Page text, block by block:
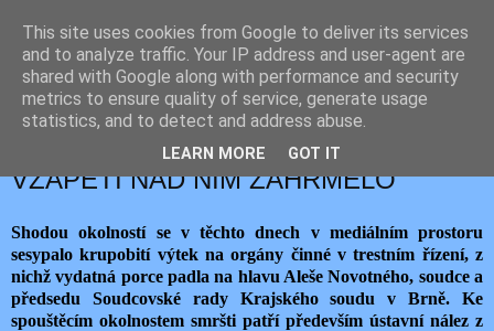
JEMELIK ZDENĚK
pátek 20. května 2016
Z ERÚ VYŠLEHLY BLESKY, ALE
VZÁPĚTÍ NAD NÍM ZAHŘMĚLO
Shodou okolností se v těchto dnech v mediálním prostoru
sesypalo krupobití výtek na orgány činné v trestním řízení, z
nichž vydatná porce padla na hlavu Aleše Novotného, soudce a
předsedu Soudcovské rady Krajského soudu v Brně. Ke
spouštěcím okolnostem smršti patří především ústavní nález z
This site uses cookies from Google to deliver its services
and to analyze traffic. Your IP address and user-agent are
shared with Google along with performance and security
metrics to ensure quality of service, generate usage
statistics, and to detect and address abuse.
LEARN MORE GOT IT